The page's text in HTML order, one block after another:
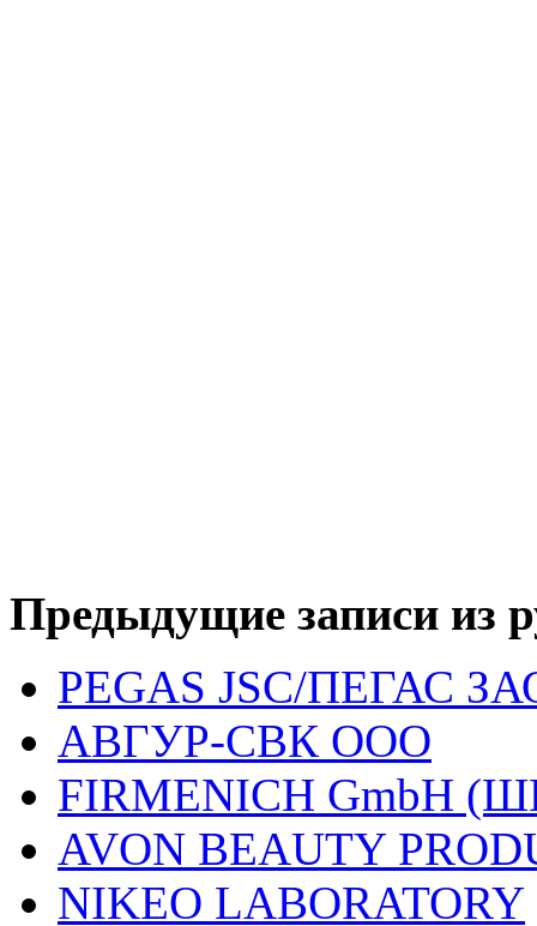
Предыдущие записи из
PEGAS JSC/ПЕГАС
АВГУР-СВК ООО
FIRMENICH GmbH
AVON BEAUTY
NIKEO LABORATORY